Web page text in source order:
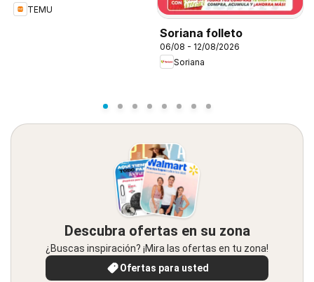
TEMU
Soriana folleto
06/08 - 12/08/2026
Soriana
Descubra ofertas en su zona
¿Buscas inspiración? ¡Mira las ofertas en tu zona!
Ofertas para usted